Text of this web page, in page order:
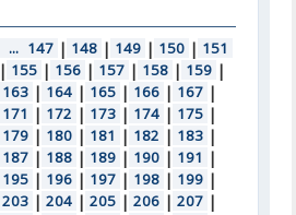
... 147 | 148 | 149 | 150 | 151
| 155 | 156 | 157 | 158 | 159 |
163 | 164 | 165 | 166 | 167 |
171 | 172 | 173 | 174 | 175 |
179 | 180 | 181 | 182 | 183 |
187 | 188 | 189 | 190 | 191 |
195 | 196 | 197 | 198 | 199 |
203 | 204 | 205 | 206 | 207 |